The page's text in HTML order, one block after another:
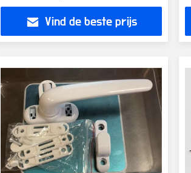
Vind de beste prijs